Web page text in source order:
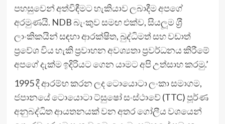
පහසුවෙන් අත්විඳීමට හැකියාව ලබාදීම අපගේ
අරමුණයි. NDB බැංකුව සමඟ එක්ව, සියලූම ශ‍්‍රී
ලාංකිකයින් සඳහා ආරක්ෂිත, බුද්ධිමත් සහ වඩාත්
ප‍්‍රවේශ විය හැකි ප‍්‍රවාහන අවශ්‍යතා ප‍්‍රවර්ධනය කිරීමේ
අපගේ දැක්ම ඉදිරියට ගෙන යාමට අපි උත්සාහ කරමු.’
1995 දී ආරම්භ කරන ලද ටොයොටා ලංකා සමාගම,
ජපානයේ ටොයොටා ට්සුෂෝ සංස්ථාවේ (TTC) පූර්ණ
අනුබද්ධිත ආයතනයක් වන අතර ගෝලීය වශයෙන්